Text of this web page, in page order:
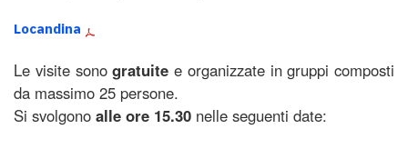
Locandina
Le visite sonogratuite e organizzate in gruppi composti
da massimo 25 persone.
Si svolgono alle ore 15.30 nelle seguenti date: